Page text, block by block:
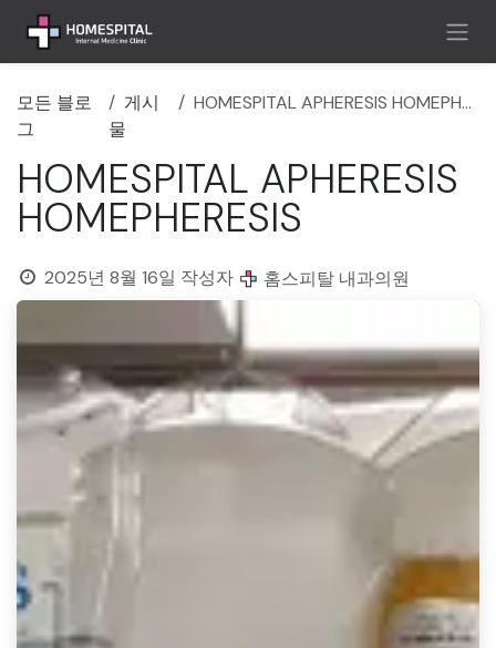
콘텐츠로 건너뛰기
모든 블로
그
게시
물
HOMESPITAL APHERESIS HOMEPHERESIS
HOMESPITAL APHERESIS
HOMEPHERESIS
2025년 8월 16일 작성자 홈스피탈 내과의원